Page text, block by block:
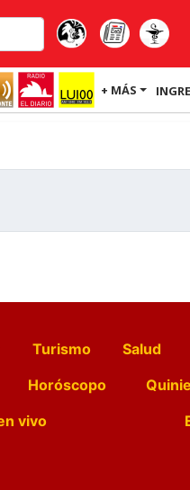
+ MÁS
Turismo Salud
Horóscopo
vivo